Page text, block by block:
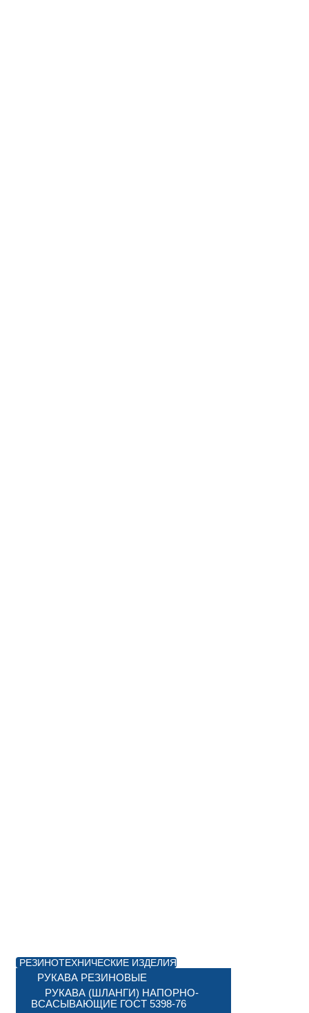
РЕЗИНОТЕХНИЧЕСКИЕ ИЗДЕЛИЯ
РУКАВА РЕЗИНОВЫЕ
РУКАВА (ШЛАНГИ) НАПОРНО-
ВСАСЫВАЮЩИЕ ГОСТ 5398-76